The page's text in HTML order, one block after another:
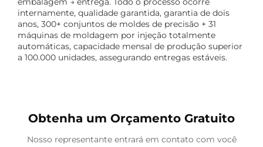
internamente, qualidade garantida, garantia de dois
anos, 300+ conjuntos de moldes de precisão + 31
máquinas de moldagem por injeção totalmente
automáticas, capacidade mensal de produção superior
a 100.000 unidades, assegurando entregas estáveis.
Obtenha um Orçamento Gratuito
Nosso representante entrará em contato com você